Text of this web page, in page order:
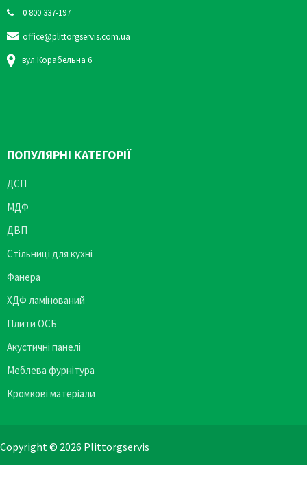
0 800 337-197
office@plittorgservis.com.ua
вул.Корабельна 6
ПОПУЛЯРНІ КАТЕГОРІЇ
ДСП
МДФ
ДВП
Стільниці для кухні
Фанера
ХДФ ламінований
Плити ОСБ
Акустичні панелі
Меблева фурнітура
Кромкові матеріали
Copyright © 2026 Plittorgservis